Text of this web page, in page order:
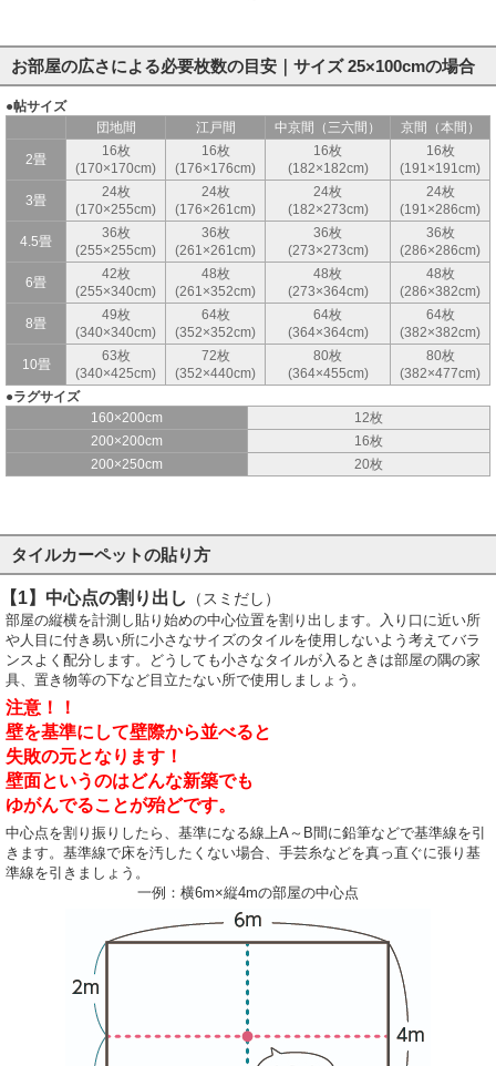
お部屋の広さによる必要枚数の目安｜サイズ 25×100cmの場合
●帖サイズ
団地間
江戸間 中京間（三六間） 京間（本間）
2畳
16枚
(170×170cm)
16枚
(176×176cm)
16枚
(182×182cm)
16枚
(191×191cm)
3畳
24枚
(170×255cm)
24枚
(176×261cm)
24枚
(182×273cm)
24枚
(191×286cm)
4.5畳
36枚
(255×255cm)
36枚
(261×261cm)
36枚
(273×273cm)
36枚
(286×286cm)
6畳
42枚
(255×340cm)
48枚
(261×352cm)
48枚
(273×364cm)
48枚
(286×382cm)
8畳
49枚
(340×340cm)
64枚
(352×352cm)
64枚
(364×364cm)
64枚
(382×382cm)
10畳
63枚
(340×425cm)
72枚
(352×440cm)
80枚
(364×455cm)
80枚
(382×477cm)
●ラグサイズ
160×200cm
12枚
200×200cm
16枚
200×250cm
20枚
タイルカーペットの貼り方
【1】中心点の割り出し （スミだし）
部屋の縦横を計測し貼り始めの中心位置を割り出します。入り口に近い所
や人目に付き易い所に小さなサイズのタイルを使用しないよう考えてバラ
ンスよく配分します。どうしても小さなタイルが入るときは部屋の隅の家
具、置き物等の下など目立たない所で使用しましょう。
注意！！
壁を基準にして壁際から並べると
失敗の元となります！
壁面というのはどんな新築でも
ゆがんでることが殆どです。
中心点を割り振りしたら、基準になる線上A～B間に鉛筆などで基準線を引
きます。基準線で床を汚したくない場合、手芸糸などを真っ直ぐに張り基
準線を引きましょう。
一例：横6m×縦4mの部屋の中心点